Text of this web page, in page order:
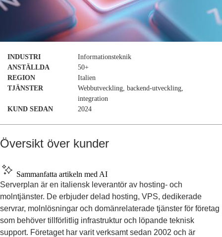
INDUSTRI
Informationsteknik
ANSTÄLLDA
50+
REGION
Italien
TJÄNSTER
Webbutveckling, backend-utveckling,
integration
KUND SEDAN
2024
Översikt över kunder
Sammanfatta artikeln med AI
Serverplan är en italiensk leverantör av hosting- och
molntjänster. De erbjuder delad hosting, VPS, dedikerade
servrar, molnlösningar och domänrelaterade tjänster för företag
som behöver tillförlitlig infrastruktur och löpande teknisk
support. Företaget har varit verksamt sedan 2002 och är